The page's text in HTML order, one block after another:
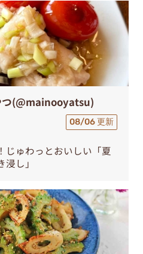
つ(@mainooyatsu)
08/06 更新
じゅわっとおいしい「夏
し」